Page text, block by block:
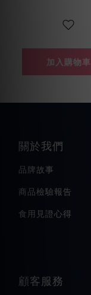
加入購物車
關於我們
品牌故事
商品檢驗報告
食用見證心得
顧客服務